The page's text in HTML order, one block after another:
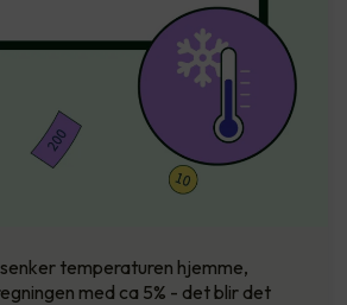
temperaturen hjemme,
med ca 5% - det blir det